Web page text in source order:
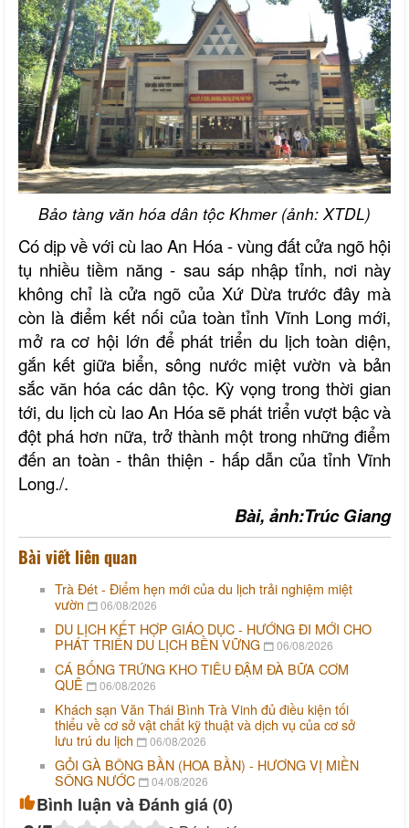
Bảo tàng văn hóa dân tộc Khmer (ảnh: XTDL)
Có dịp về với cù lao An Hóa - vùng đất cửa ngõ hội
tụ nhiều tiềm năng - sau sáp nhập tỉnh, nơi này
không chỉ là cửa ngõ của Xứ Dừa trước đây mà
còn là điểm kết nối của toàn tỉnh Vĩnh Long mới,
mở ra cơ hội lớn để phát triển du lịch toàn diện,
gắn kết giữa biển, sông nước miệt vườn và bản
sắc văn hóa các dân tộc. Kỳ vọng trong thời gian
tới, du lịch cù lao An Hóa sẽ phát triển vượt bậc và
đột phá hơn nữa, trở thành một trong những điểm
đến an toàn - thân thiện - hấp dẫn của tỉnh Vĩnh
Long./.
Bài, ảnh:Trúc Giang
Bài viết liên quan
Trà Đét - Điểm hẹn mới của du lịch trải nghiệm miệt
vườn
06/08/2026
DU LỊCH KẾT HỢP GIÁO DỤC - HƯỚNG ĐI MỚI CHO
PHÁT TRIỂN DU LỊCH BỀN VỮNG
06/08/2026
CÁ BỐNG TRỨNG KHO TIÊU ĐẬM ĐÀ BỮA CƠM
QUÊ
06/08/2026
Khách sạn Văn Thái Bình Trà Vinh đủ điều kiện tối
thiểu về cơ sở vật chất kỹ thuật và dịch vụ của cơ sở
lưu trú du lịch
06/08/2026
GỎI GÀ BÔNG BẦN (HOA BẦN) - HƯƠNG VỊ MIỀN
SÔNG NƯỚC
04/08/2026
Bình luận và Đánh giá (0)